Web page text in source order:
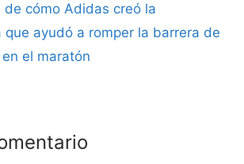
de cómo Adidas creó la
que ayudó a romper la barrera de
el maratón